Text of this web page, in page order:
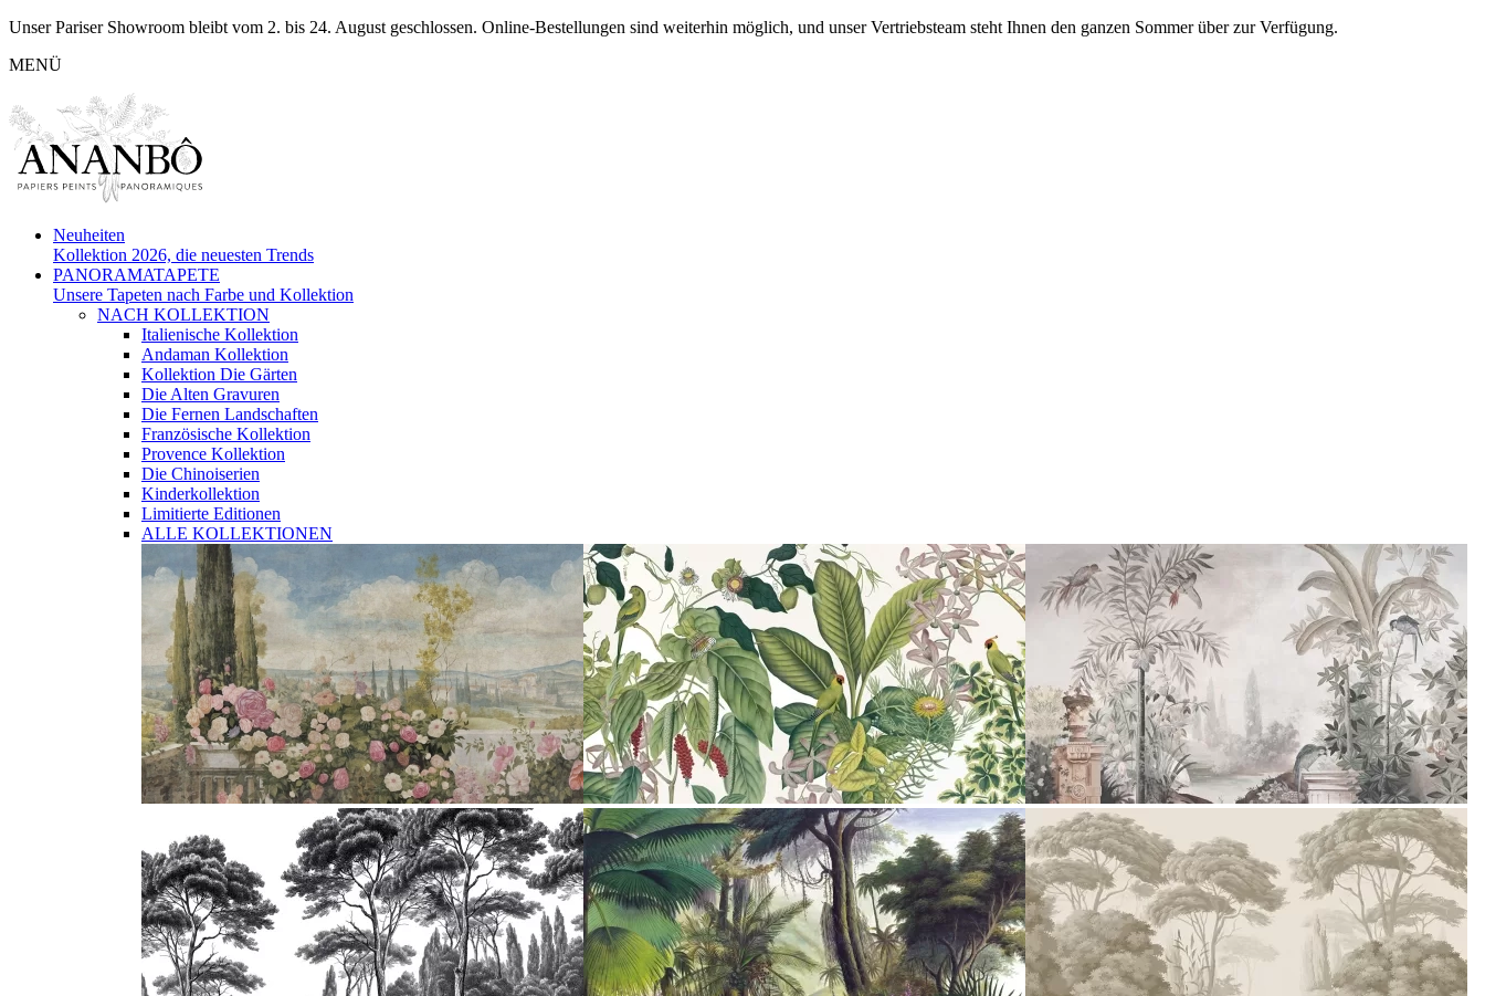
Unser Pariser Showroom bleibt vom 2. bis 24. August geschlossen. Online-Bestellungen sind weiterhin möglich, und unser Vertriebsteam steht Ihnen den ganzen Sommer über zur Verfügung.
MENÜ
Neuheiten
Kollektion 2026, die neuesten Trends
PANORAMATAPETE
Unsere Tapeten nach Farbe und Kollektion
NACH KOLLEKTION
Italienische Kollektion
Andaman Kollektion
Kollektion Die Gärten
Die Alten Gravuren
Die Fernen Landschaften
Französische Kollektion
Provence Kollektion
Die Chinoiserien
Kinderkollektion
Limitierte Editionen
ALLE KOLLEKTIONEN